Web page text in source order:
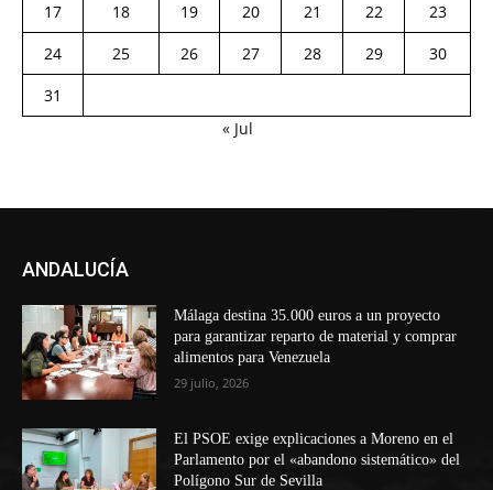
17
18 19 20 21 22
23
24
25 26 27 28 29
30
31
« Jul
ANDALUCÍA
Málaga destina 35.000 euros a un proyecto
para garantizar reparto de material y comprar
alimentos para Venezuela
29 julio, 2026
El PSOE exige explicaciones a Moreno en el
Parlamento por el «abandono sistemático» del
Polígono Sur de Sevilla